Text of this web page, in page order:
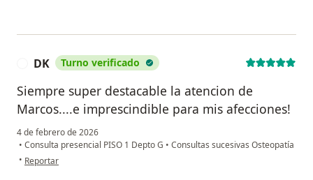
DK Turno verificado
Siempre super destacable la atencion de
Marcos....e imprescindible para mis afecciones!
4 de febrero de 2026
• Consulta presencial PISO 1 Depto G • Consultas sucesivas Osteopatía
• en opinión del usuario DK
Reportar